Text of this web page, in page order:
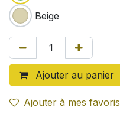
Beige
Ajouter au panier
Ajouter à mes favoris